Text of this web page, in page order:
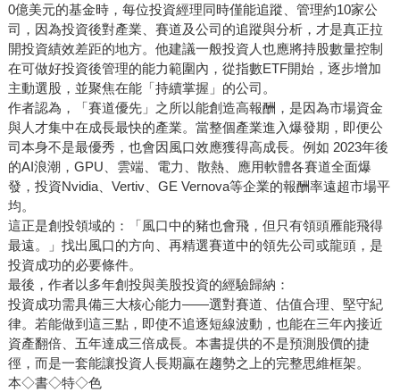
0億美元的基金時，每位投資經理同時僅能追蹤、管理約10家公
司，因為投資後對產業、賽道及公司的追蹤與分析，才是真正拉
開投資績效差距的地方。他建議一般投資人也應將持股數量控制
在可做好投資後管理的能力範圍內，從指數ETF開始，逐步增加
主動選股，並聚焦在能「持續掌握」的公司。
作者認為，「賽道優先」之所以能創造高報酬，是因為市場資金
與人才集中在成長最快的產業。當整個產業進入爆發期，即便公
司本身不是最優秀，也會因風口效應獲得高成長。例如 2023年後
的AI浪潮，GPU、雲端、電力、散熱、應用軟體各賽道全面爆
發，投資Nvidia、Vertiv、GE Vernova等企業的報酬率遠超市場平
均。
這正是創投領域的：「風口中的豬也會飛，但只有領頭雁能飛得
最遠。」找出風口的方向、再精選賽道中的領先公司或龍頭，是
投資成功的必要條件。
最後，作者以多年創投與美股投資的經驗歸納：
投資成功需具備三大核心能力——選對賽道、估值合理、堅守紀
律。若能做到這三點，即使不追逐短線波動，也能在三年內接近
資產翻倍、五年達成三倍成長。本書提供的不是預測股價的捷
徑，而是一套能讓投資人長期贏在趨勢之上的完整思維框架。
本◇書◇特◇色